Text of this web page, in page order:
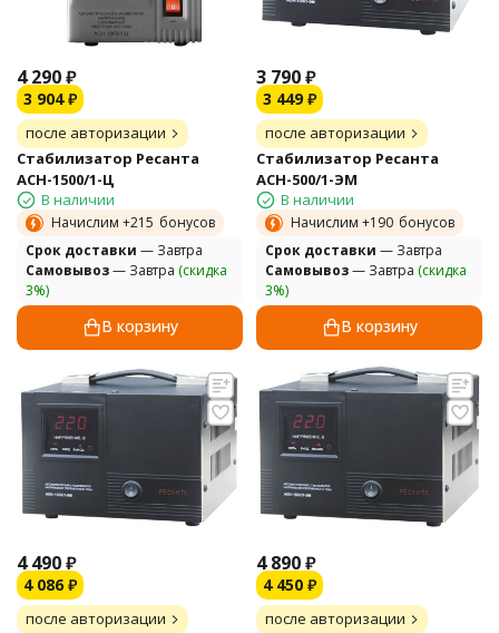
4 290₽
3 904 ₽
после авторизации
Стабилизатор Ресанта
АСН-1500/1-Ц
В наличии
Начислим +215 бонусов
Cрок доставки — Завтра
Самовывоз— Завтра (скидка
3%)
В корзину
3 790₽
3 449 ₽
после авторизации
Стабилизатор Ресанта
АСН-500/1-ЭМ
В наличии
Начислим +190 бонусов
Cрок доставки — Завтра
Самовывоз— Завтра (скидка
3%)
В корзину
4 490₽
4 086 ₽
после авторизации
4 890₽
4 450 ₽
после авторизации